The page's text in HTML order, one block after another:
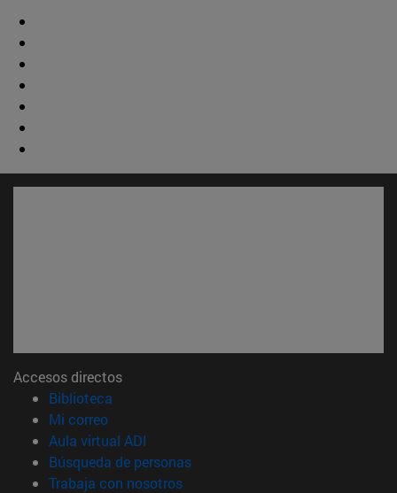
Accesos directos
Biblioteca
Mi correo(abre en nueva ventana)
Aula virtual ADI
Búsqueda de personas(abre en nueva ventana)
Trabaja con nosotros(abre en nueva ventana)